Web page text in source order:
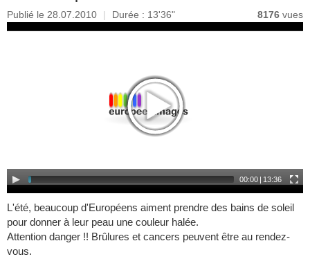
Publié le 28.07.2010 | Durée : 13'36" 8176 vues
00:00 | 13:36
L'été, beaucoup d'Européens aiment prendre des bains de soleil
pour donner à leur peau une couleur halée.
Attention danger !! Brûlures et cancers peuvent être au rendez-
vous.